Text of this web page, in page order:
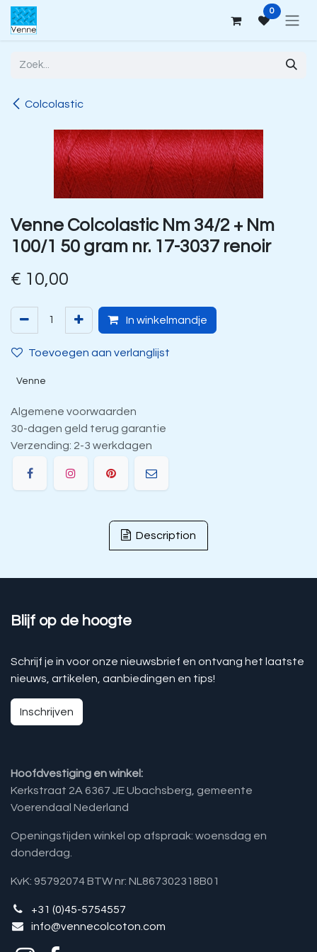
Overslaan naar inhoud 0
Colcolastic
Venne Colcolastic Nm 34/2 + Nm
100/1 50 gram nr. 17-3037 renoir
€ 10,00
In winkelmandje
Toevoegen aan verlanglijst
Venne
Algemene voorwaarden
30-dagen geld terug garantie
Verzending: 2-3 werkdagen
Description
Blijf op de hoogte
Schrijf je in voor onze nieuwsbrief en ontvang het laatste
nieuws, artikelen, aanbiedingen en tips!
Inschrijven
Hoofdvestiging en winkel:
Kerkstraat 2A 6367 JE Ubachsberg, gemeente
Voerendaal Nederland
Openingstijden winkel op afspraak: woensdag en
donderdag.
KvK: 95792074 BTW nr: NL867302318B01
+31 (0)45-5754557
info@vennecolcoton.com